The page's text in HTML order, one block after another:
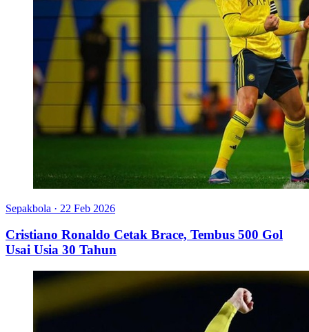
Sepakbola · 22 Feb 2026
Cristiano Ronaldo Cetak Brace, Tembus 500 Gol
Usai Usia 30 Tahun